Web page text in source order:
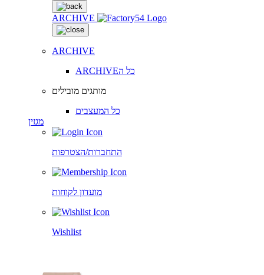
ARCHIVE
ARCHIVE
ARCHIVEכל ה
מותגים מובילים
כל המעצבים
מגזין
התחברות/הצטרפות
מועדון לקוחות
Wishlist